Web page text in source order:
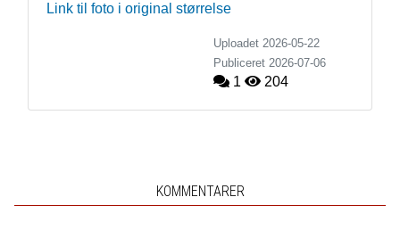
Link til foto i original størrelse
Uploadet 2026-05-22
Publiceret 2026-07-06
1 204
KOMMENTARER